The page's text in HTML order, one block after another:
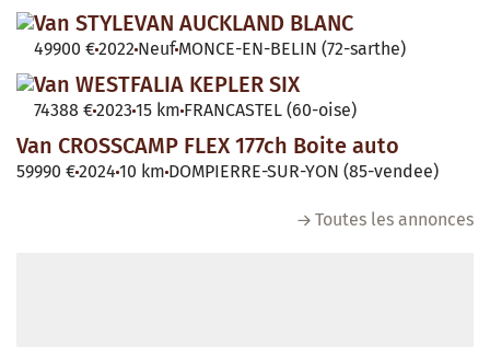
Van STYLEVAN AUCKLAND BLANC
49900 €2022 Neuf MONCE-EN-BELIN (72-sarthe)
Van WESTFALIA KEPLER SIX
74388 €2023 15 km FRANCASTEL (60-oise)
Van CROSSCAMP FLEX 177ch Boite auto
59990 €2024 10 km DOMPIERRE-SUR-YON (85-vendee)
Toutes les annonces